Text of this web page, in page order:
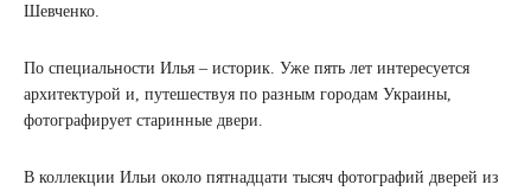
Шевченко.
По специальности Илья – историк. Уже пять лет интересуется
архитектурой и, путешествуя по разным городам Украины,
фотографирует старинные двери.
В коллекции Ильи около пятнадцати тысяч фотографий дверей из